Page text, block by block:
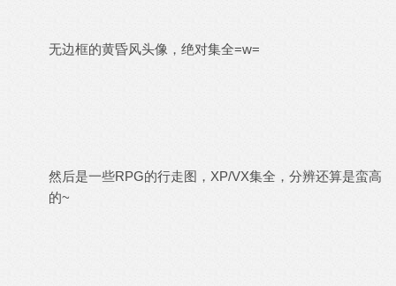
无边框的黄昏风头像，绝对集全=w=
然后是一些RPG的行走图，XP/VX集全，分辨还算是蛮高
的~